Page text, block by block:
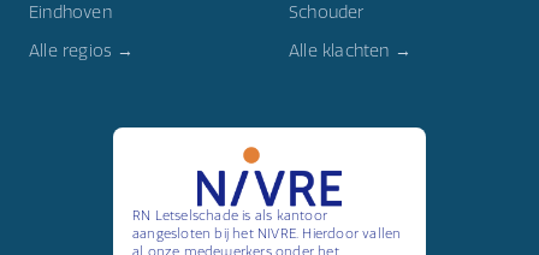
Eindhoven
Alle regios →
Schouder
Alle klachten →
RN Letselschade is als kantoor
aangesloten bij het NIVRE. Hierdoor vallen
al onze medewerkers onder het